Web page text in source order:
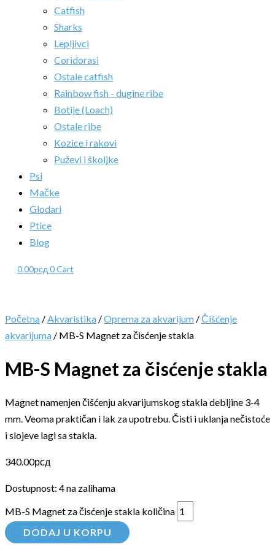
Catfish
Sharks
Lepljivci
Coridorasi
Ostale catfish
Rainbow fish - dugine ribe
Botije (Loach)
Ostale ribe
Kozice i rakovi
Puževi i školjke
Psi
Mačke
Glodari
Ptice
Blog
0.00рсд 0Cart
Početna /Akvaristika /Oprema za akvarijum /Čišćenje
akvarijuma / MB-S Magnet za čisćenje stakla
MB-S Magnet za čisćenje stakla
Magnet namenjen čišćenju akvarijumskog stakla debljine 3-4
mm. Veoma praktičan i lak za upotrebu. Čisti i uklanja nečistoće
i slojeve lagi sa stakla.
340.00рсд
Dostupnost: 4 na zalihama
MB-S Magnet za čisćenje stakla količina
DODAJ U KORPU